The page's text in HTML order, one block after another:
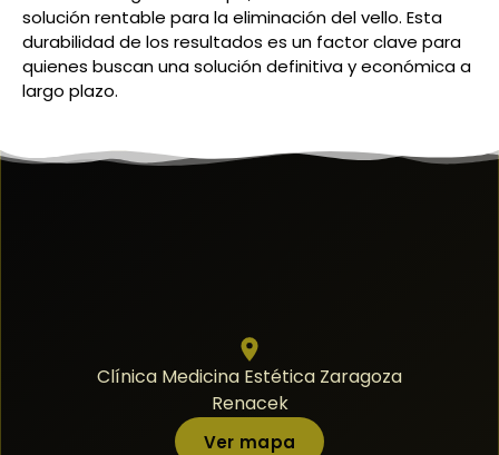
solución rentable para la eliminación del vello. Esta
durabilidad de los resultados es un factor clave para
quienes buscan una solución definitiva y económica a
largo plazo.
Clínica Medicina Estética Zaragoza
Renacek
Ver mapa